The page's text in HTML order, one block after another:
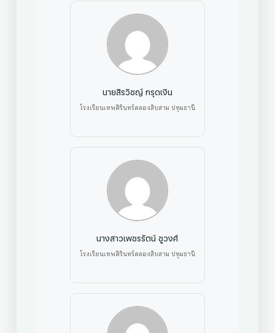
นายสิรวิชญ์ กรุดเงิน
โรงเรียนเทพศิรินทร์คลองสิบสาม ปทุมธานี
นางสาวเพชรรัตน์ ชูวงศ์
โรงเรียนเทพศิรินทร์คลองสิบสาม ปทุมธานี